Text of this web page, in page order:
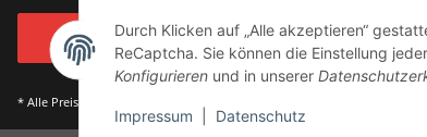
Durch Klicken auf „Alle akzeptieren“
ReCaptcha. Sie können die Einstellung
Konfigurieren und in unserer
Impressum Datenschutz
Vertrag widerrufen
* Alle Preise inkl. gesetzlicher USt., zzgl.